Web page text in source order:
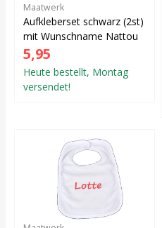
Maatwerk
Aufkleberset schwarz (2st)
mit Wunschname Nattou
5,95
Heute bestellt, Montag
versendet!